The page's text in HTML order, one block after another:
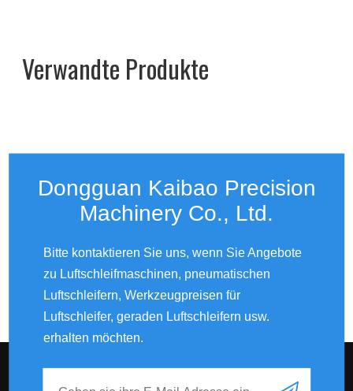
Verwandte Produkte
Dongguan Kaibao Precision
Machinery Co., Ltd.​​​​​​​
Bitte kontaktieren Sie uns, wenn Sie Angebote
zu Luftschleifmaschinen, pneumatischen
Luftschleifern, Werkzeugpreisen für
Luftschleifer, geraden Luftschleifern usw.
erhalten möchten.